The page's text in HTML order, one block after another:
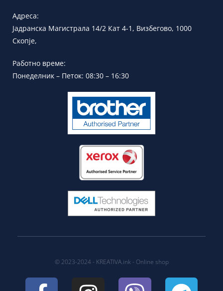
Адреса:
Јадранска Магистрала 14/2 Кат 4-1, Визбегово, 1000
Скопје,
Работно време:
Понеделник – Петок: 08:30 – 16:30
© 2023-2024 - KREATIVA.ink - Online shop